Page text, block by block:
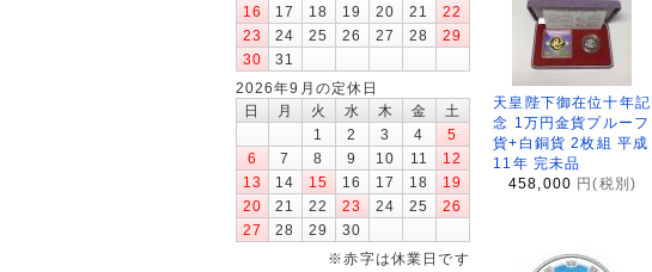
天皇陛下御在位十年記
念 1万円金貨プルーフ
貨+白銅貨 2枚組 平成
11年 完未品
458,000 円(税別)
16
17 18 19 20 21
22
23
24 25 26 27 28
29
30
31
2026年9月の定休日
日
月 火 水 木 金
土
1
2 3 4
5
6
7 8 9 10 11
12
13
14 15 16 17 18
19
20
21 22 23 24 25
26
27
28 29
30
※赤字は休業日です